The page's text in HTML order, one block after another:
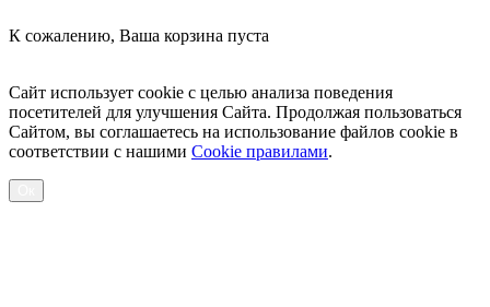
К сожалению, Ваша корзина пуста
Сайт использует cookie с целью анализа поведения
посетителей для улучшения Сайта. Продолжая пользоваться
Сайтом, вы соглашаетесь на использование файлов cookie в
соответствии с нашими Cookiе правилами.